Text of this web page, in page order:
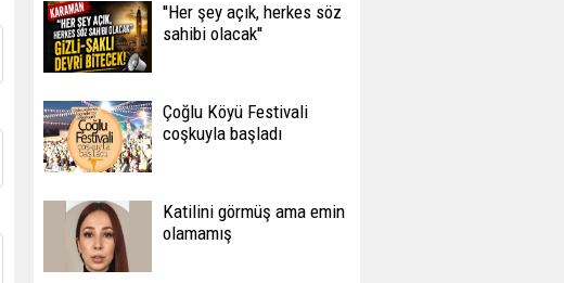
''Her şey açık, herkes söz
sahibi olacak''
Çoğlu Köyü Festivali
coşkuyla başladı
Katilini görmüş ama emin
olamamış